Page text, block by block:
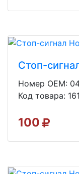
Стоп-
Номер OEM:
Код товара:
100